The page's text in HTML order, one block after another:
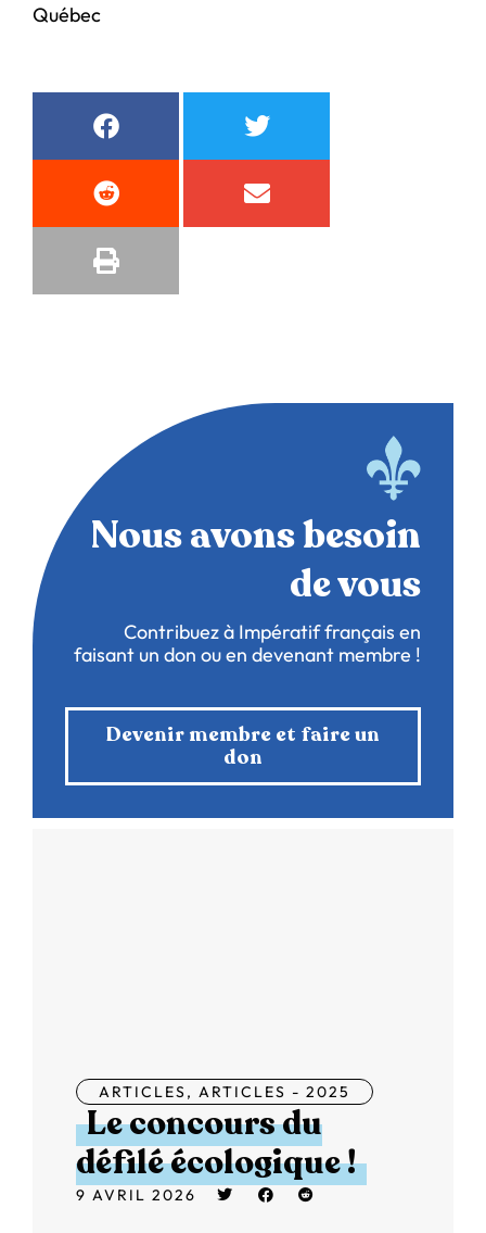
Québec
Nous avons besoin
de vous
Contribuez à Impératif français en
faisant un don ou en devenant membre !
Devenir membre et faire un
don
ARTICLES, ARTICLES - 2025
Le concours du
défilé écologique !
9 AVRIL 2026